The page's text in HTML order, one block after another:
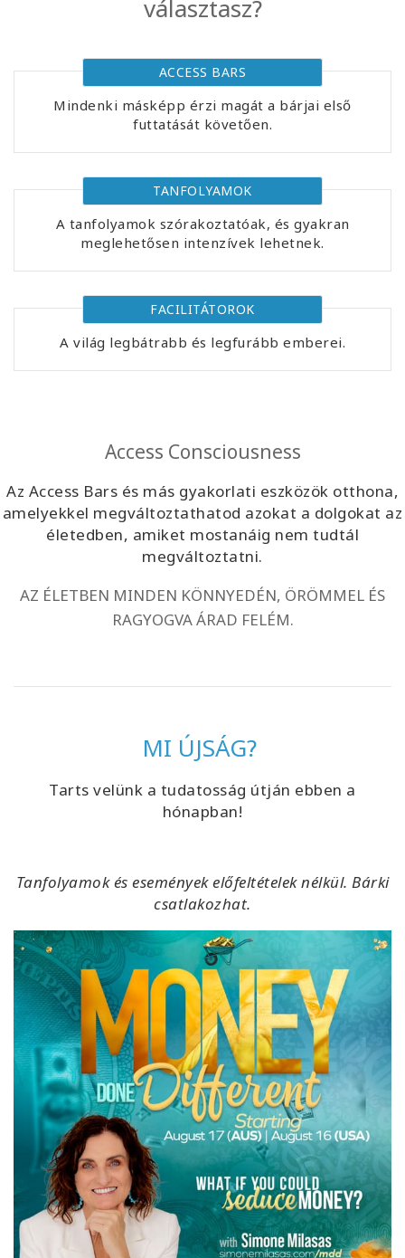
More
KAPCSOLAT
választasz?
ACCESS BARS
Mindenki másképp érzi magát a bárjai első
futtatását követően.
TANFOLYAMOK
A tanfolyamok szórakoztatóak, és gyakran
meglehetősen intenzívek lehetnek.
FACILITÁTOROK
A világ legbátrabb és legfurább emberei.
Access Consciousness
Az Access Bars és más gyakorlati eszközök otthona,
amelyekkel megváltoztathatod azokat a dolgokat az
életedben, amiket mostanáig nem tudtál
megváltoztatni.
AZ ÉLETBEN MINDEN KÖNNYEDÉN, ÖRÖMMEL ÉS
RAGYOGVA ÁRAD FELÉM.
MI ÚJSÁG?
Tarts velünk a tudatosság útján ebben a
hónapban!
Tanfolyamok és események előfeltételek nélkül. Bárki
csatlakozhat.